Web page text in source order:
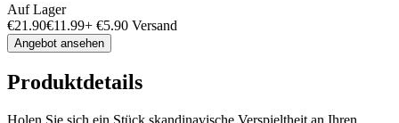
Auf Lager
€21.90€11.99+ €5.90 Versand
Angebot ansehen
Produktdetails
Holen Sie sich ein Stück skandinavische Verspieltheit an Ihren